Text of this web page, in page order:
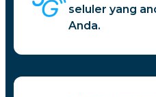
seluler yang
Anda.